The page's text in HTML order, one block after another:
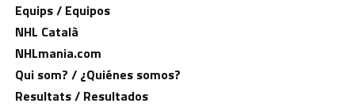
Equips / Equipos
NHL Català
NHLmania.com
Qui som? / ¿Quiénes somos?
Resultats / Resultados